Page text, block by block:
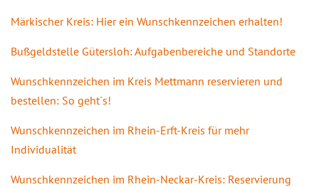
Märkischer Kreis: Hier ein Wunschkennzeichen erhalten!
Bußgeldstelle Gütersloh: Aufgabenbereiche und Standorte
Wunschkennzeichen im Kreis Mettmann reservieren und
bestellen: So geht´s!
Wunschkennzeichen im Rhein-Erft-Kreis für mehr
Individualität
Wunschkennzeichen im Rhein-Neckar-Kreis: Reservierung